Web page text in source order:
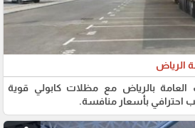
الرياض
بالرياض مع مظلات كابولي قوية
احترافي بأسعار منافسة.